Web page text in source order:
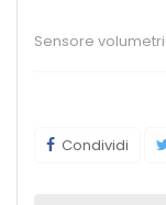
Sensore
Condividi